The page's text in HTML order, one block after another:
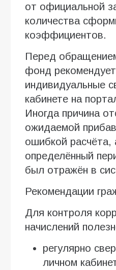
от официальной
количества
коэффициентов.
Перед
фонд
индивидуальные
кабинете на
Иногда причина
ожидаемой
ошибкой расчёта,
определённый
был отражён в
Рекомендации
Для контроля
начислений
регулярно
личном